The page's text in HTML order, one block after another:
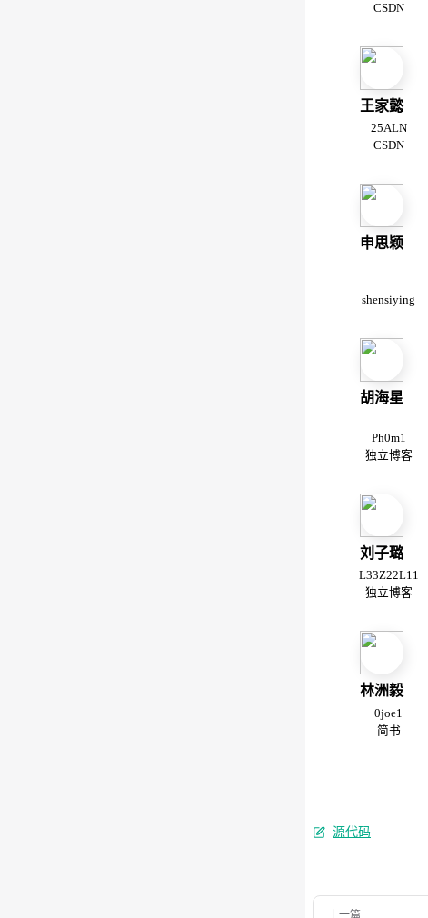
CSDN
王家懿
25ALN
CSDN
申思颖
shensiying
胡海星
Ph0m1
独立博客
刘子璐
L33Z22L11
独立博客
林洲毅
0joe1
简书
源代码
Pager
上一篇